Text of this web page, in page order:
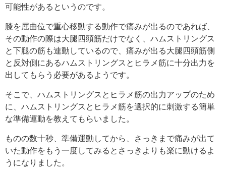
可能性があるというのです。
膝を屈曲位で重心移動する動作で痛みが出るのであれば、
その動作の際は大腿四頭筋だけでなく、ハムストリングス
と下腿の筋も連動しているので、痛みが出る大腿四頭筋側
と反対側にあるハムストリングスとヒラメ筋に十分出力を
出してもらう必要があるようです。
そこで、ハムストリングスとヒラメ筋の出力アップのため
に、ハムストリングスとヒラメ筋を選択的に刺激する簡単
な準備運動を教えてもらいました。
ものの数十秒、準備運動してから、さっきまで痛みが出て
いた動作をもう一度してみるとさっきよりも楽に動けるよ
うになりました。